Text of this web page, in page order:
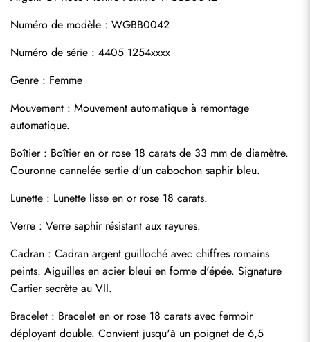
Numéro de modèle : WGBB0042
Numéro de série : 4405 1254xxxx
Genre : Femme
Mouvement : Mouvement automatique à remontage
automatique.
Boîtier : Boîtier en or rose 18 carats de 33 mm de diamètre.
Couronne cannelée sertie d'un cabochon saphir bleu.
Lunette : Lunette lisse en or rose 18 carats.
Verre : Verre saphir résistant aux rayures.
Cadran : Cadran argent guilloché avec chiffres romains
peints. Aiguilles en acier bleui en forme d'épée. Signature
Cartier secrète au VII.
Bracelet : Bracelet en or rose 18 carats avec fermoir
déployant double. Convient jusqu'à un poignet de 6,5